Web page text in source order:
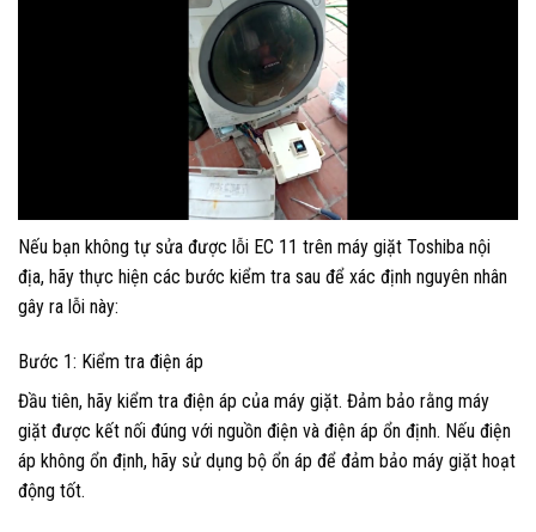
Nếu bạn không tự sửa được lỗi EC 11 trên máy giặt Toshiba nội
địa, hãy thực hiện các bước kiểm tra sau để xác định nguyên nhân
gây ra lỗi này:
Bước 1: Kiểm tra điện áp
Đầu tiên, hãy kiểm tra điện áp của máy giặt. Đảm bảo rằng máy
giặt được kết nối đúng với nguồn điện và điện áp ổn định. Nếu điện
áp không ổn định, hãy sử dụng bộ ổn áp để đảm bảo máy giặt hoạt
động tốt.